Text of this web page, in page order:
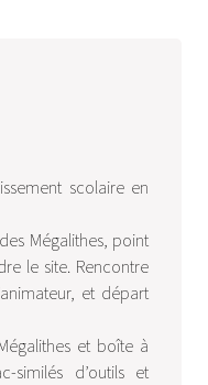
scolaire en
Mégalithes, point
le site. Rencontre
et départ
et boîte à
similés d’outils et